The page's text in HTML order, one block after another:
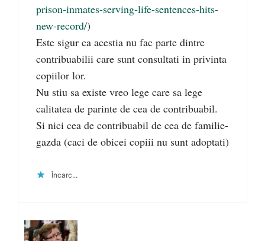
prison-inmates-serving-life-sentences-hits-
new-record/)
Este sigur ca acestia nu fac parte dintre
contribuabilii care sunt consultati in privinta
copiilor lor.
Nu stiu sa existe vreo lege care sa lege
calitatea de parinte de cea de contribuabil.
Si nici cea de contribuabil de cea de familie-
gazda (caci de obicei copiii nu sunt adoptati)
Încarc...